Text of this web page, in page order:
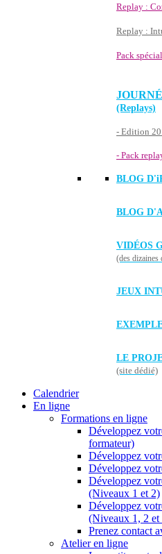
Replay :
Replay :
Pack
(Replays)
- Edition
- Pack
BLOG D'
BLOG
VIDÉOS
(des dizaines
JEUX
LE
(site dédié)
Calendrier
En ligne
Formations en ligne
Développez
formateur)
Développez
Développez
Développez
(Niveaux 1 et 2)
Développez
(Niveaux 1, 2 et
Prenez contact
Atelier en ligne